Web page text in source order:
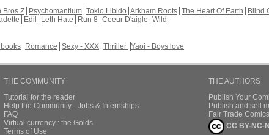
Bros Z Psychomantium Tokio Libido Arkham Roots The Heart Of Earth Blind
Edil Leth Hate Run 8 Coeur D'aigle Wild
Romance Sexy - XXX Thriller Yaoi - Boys love
THE COMMUNITY
Tutorial for the reader
Help the Community - Jobs & Internships
FAQ
Virtual currency : the Golds
Terms of Use
THE AUTHORS
Publish Your
Publish and sell
Fair Trade Comics
CC BY-NC-